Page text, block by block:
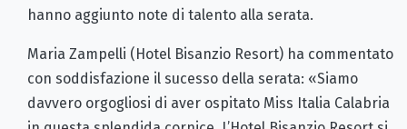
hanno aggiunto note di talento alla serata.
Maria Zampelli (Hotel Bisanzio Resort) ha commentato
con soddisfazione il sucesso della serata: «Siamo
davvero orgogliosi di aver ospitato Miss Italia Calabria